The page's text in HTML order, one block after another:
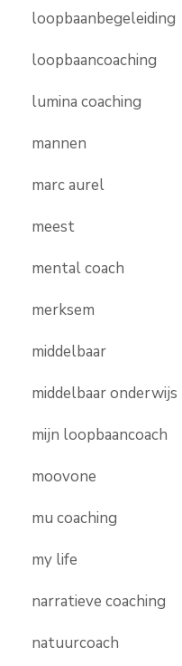
loopbaanbegeleiding
loopbaancoaching
lumina coaching
mannen
marc aurel
meest
mental coach
merksem
middelbaar
middelbaar onderwijs
mijn loopbaancoach
moovone
mu coaching
my life
narratieve coaching
natuurcoach